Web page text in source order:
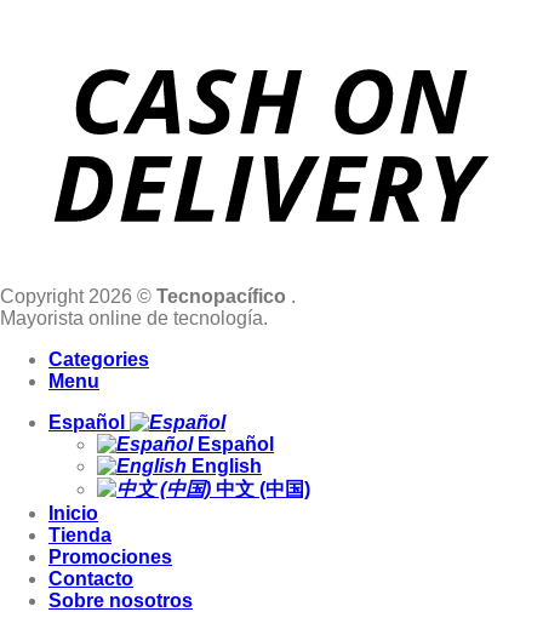
Copyright 2026 © Tecnopacífico .
Mayorista online de tecnología.
Categories
Menu
Español
Español
English
中文 (中国)
Inicio
Tienda
Promociones
Contacto
Sobre nosotros